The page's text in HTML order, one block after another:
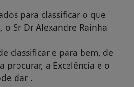
para classificar o que
o Sr Dr Alexandre Rainha
classificar e para bem, de
procurar, a Excelência é o
dar .